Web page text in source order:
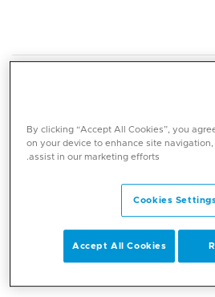
وتنظير البطن
By clicking “Accept All Cookies”, you
on your device to enhance site
assist in our marketing efforts.
Cookies
Accept All Cookies